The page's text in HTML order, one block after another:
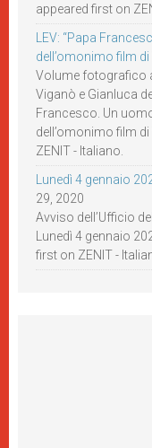
appeared first on
LEV: “Papa
dell’omonimo film
Volume fotografico
Viganò e Gianluca
Francesco. Un
dell’omonimo film
ZENIT - Italiano.
Lunedì 4 gennaio
29, 2020
Avviso dell’Ufficio
Lunedì 4 gennaio
first on ZENIT -